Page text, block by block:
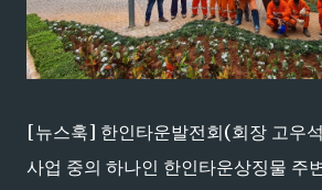
[뉴스훅] 한인타운발전회(회장 고우
사업 중의 하나인 한인타운상징물 주